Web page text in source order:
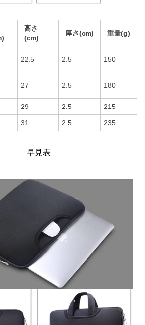
高さ
(cm)
厚さ(cm) 重量(g)
22.5 2.5 150
27 2.5 180
29 2.5 215
31 2.5 235